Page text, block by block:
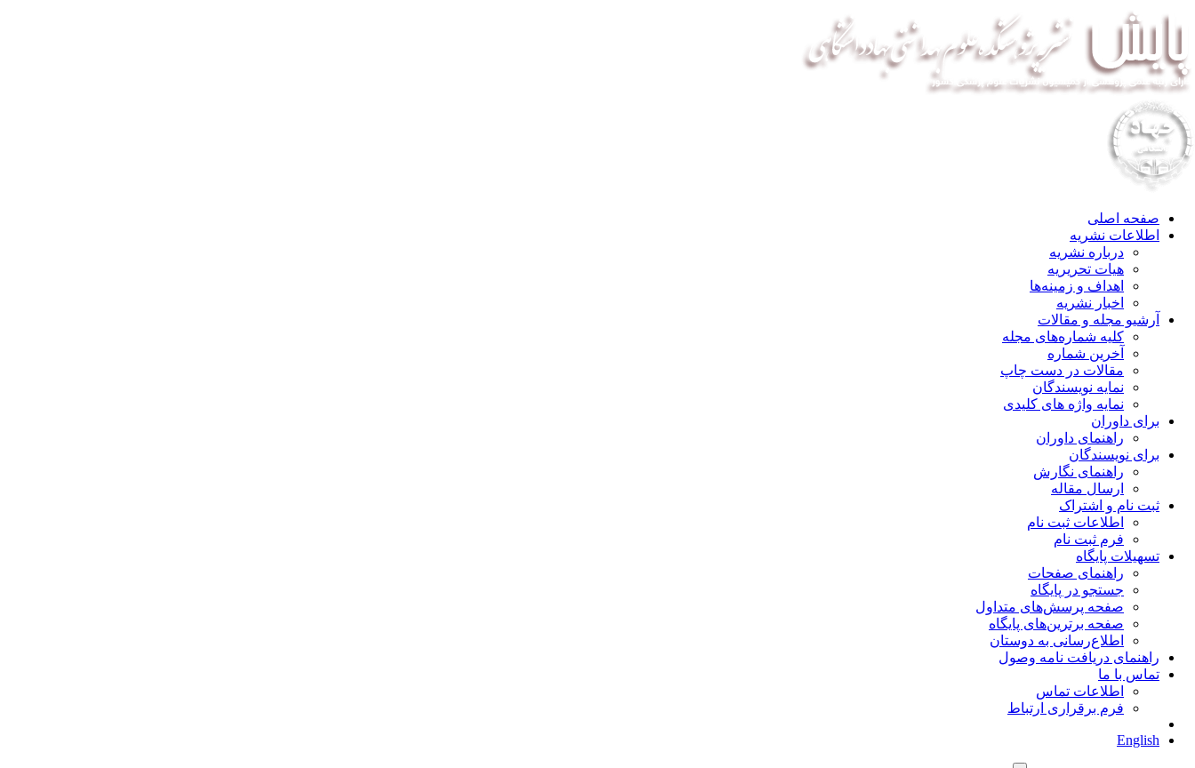
صفحه اصلی
اطلاعات نشریه
درباره نشریه
هیات تحریریه
اهداف و زمینه‌ها
اخبار نشریه
آرشیو مجله و مقالات
کلیه شماره‌های مجله
آخرین شماره
مقالات در دست چاپ
نمایه نویسندگان
نمایه واژه های کلیدی
برای داوران
راهنمای داوران
برای نویسندگان
راهنمای نگارش
ارسال مقاله
ثبت نام و اشتراک
اطلاعات ثبت نام
فرم ثبت نام
تسهیلات پایگاه
راهنمای صفحات
جستجو در پایگاه
صفحه پرسش‌های متداول
صفحه برترین‌های پایگاه
اطلاع‌رسانی به دوستان
راهنمای دریافت نامه وصول
تماس با ما
اطلاعات تماس
فرم برقراری ارتباط
English